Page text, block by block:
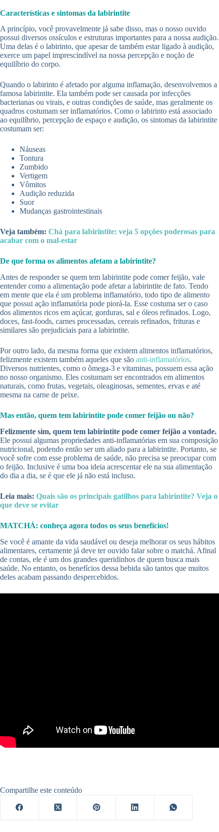
Características e sintomas da labirintite
A princípio, você provavelmente já sabe disso, mas o nosso ouvido
possui diversos ossículos e estruturas importantes para a nossa audição.
Uma delas é o labirinto, que apesar de também estar ligado à audição,
exerce um papel imprescindível na nossa percepção e noção de
equilíbrio do corpo.
Quando o labirinto é afetado por alguma inflamação, desenvolvemos a
famosa labirintite. Ela também pode ser causada por infecções
bacterianas ou virais, e outras condições de saúde, mas geralmente os
quadros costumam ser inflamatórios. Como o labirinto está associado
ao equilíbrio, percepção de espaço e audição, os sintomas da labirintite
costumam ser:
Náuseas
Tontura
Zumbido
Vertigem
Vômitos
Audição reduzida
Suor
Mudanças gastrointestinais
Veja também: Chá para labirintite: veja 5 opções poderosas para
acabar com o mal-estar
De que forma os alimentos afetam a labirintite?
Antes de responder se quem tem labirintite pode comer feijão, vale
entender como a alimentação pode afetar a labirintite de fato. Tendo
em mente que ela é um problema inflamatório, todo tipo de alimento
que possui ação inflamatória pode piorá-la. Esse costuma ser o caso
dos alimentos ricos em açúcar, gorduras, sal e óleos refinados. Logo,
doces, fast-foods, carnes processadas, cereais refinados, frituras e
similares são prejudiciais para a labirintite.
Por outro lado, da mesma forma que existem alimentos inflamatórios,
felizmente existem também aqueles que são anti-inflamatórios.
Diversos nutrientes, como o ômega-3 e vitaminas, possuem essa ação
no nosso organismo. Eles costumam ser encontrados em alimentos
naturais, como frutas, vegetais, oleaginosas, sementes, ervas e até
mesma na carne de peixe.
Mas então, quem tem labirintite pode comer feijão ou não?
Felizmente sim, quem tem labirintite pode comer feijão a vontade.
Ele possui algumas propriedades anti-inflamatórias em sua composição
nutricional, podendo então ser um aliado para a labirintite. Portanto, se
você sofre com esse problema de saúde, não precisa se preocupar com
o feijão. Inclusive é uma boa ideia acrescentar ele na sua alimentação
do dia a dia, se é que ele já não está incluso.
Leia mais: Quais são os principais gatilhos para labirintite? Veja o
que deve se evitar
MATCHÁ: conheça agora todos os seus benefícios!
Se você é amante da vida saudável ou deseja melhorar os seus hábitos
alimentares, certamente já deve ter ouvido falar sobre o matchá. Afinal
de contas, ele é um dos grandes queridinhos de quem busca mais
saúde. No entanto, os benefícios dessa bebida são tantos que muitos
deles acabam passando despercebidos.
Compartilhe este conteúdo